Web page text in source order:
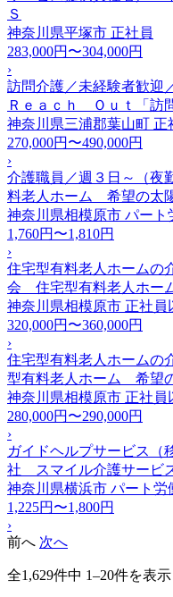
Ｓ
神奈川県平塚市 正社員
283,000円〜304,000円
›
訪問介護／未経験者歓迎
Ｒｅａｃｈ Ｏｕｔ「訪
神奈川県三浦郡葉山町 正
270,000円〜490,000円
›
介護職員／週３日～（
料老人ホーム 希望の太
神奈川県相模原市 パート
1,760円〜1,810円
›
住宅型有料老人ホームの
会 住宅型有料老人ホー
神奈川県相模原市 正社員
320,000円〜360,000円
›
住宅型有料老人ホーム
型有料老人ホーム 希望
神奈川県相模原市 正社員
280,000円〜290,000円
›
ガイドヘルプサービス（
社 スマイル介護サービ
神奈川県横浜市 パート労
1,225円〜1,800円
›
前へ 次へ
全1,629件中 1–20件を表示